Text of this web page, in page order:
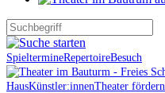
SpieltermineRepertoireBesuch
HausKünstler:innenTheater fördern